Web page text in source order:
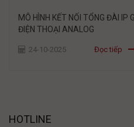
MÔ HÌNH KẾT NỐI TỔNG ĐÀI IP
ĐIỆN THOẠI ANALOG
24-10-2025 Đọc tiếp
HOTLINE